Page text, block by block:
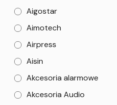
Aigostar
Aimotech
Airpress
Aisin
Akcesoria alarmowe
Akcesoria Audio